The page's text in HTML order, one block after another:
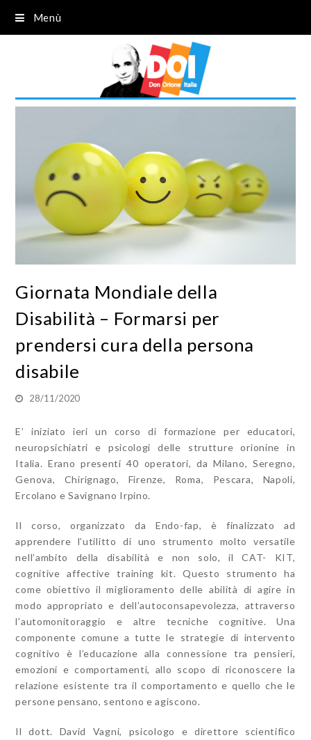
Menù
Giornata Mondiale della
Disabilità – Formarsi per
prendersi cura della persona
disabile
28/11/2020
E’ iniziato ieri un corso di formazione per educatori,
neuropsichiatri e psicologi delle strutture orionine in
Italia. Erano presenti 40 operatori, da Milano, Seregno,
Genova, Chirignago, Firenze, Roma, Pescara, Napoli,
Ercolano e Savignano Irpino.
Il corso, organizzato da Endo-fap, è finalizzato ad
apprendere l’utilitto di uno strumento molto versatile
nell’ambito della disabilità e non solo, il CAT- KIT,
cognitive affective training kit. Questo strumento ha
come obiettivo il miglioramento delle abilità di agire in
modo appropriato e dell’autoconsapevolezza, attraverso
l’automonitoraggio e altre tecniche cognitive. Una
componente comune a tutte le strategie di intervento
cognitivo è l’educazione alla connessione tra pensieri,
emozioni e comportamenti, allo scopo di riconoscere la
relazione esistente tra il comportamento e quello che le
persone pensano, sentono e agiscono.
Il dott. David Vagni, psicologo e direttore scientifico